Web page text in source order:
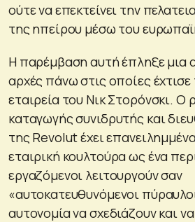
ούτε να επεκτείνει την
της ηπείρου μέσω του
Η παρέμβαση αυτή έπληξε μια
αρχές πάνω στις οποίες έχτισε
εταιρεία του Νικ Στορόνσκι. Ο
καταγωγής συνιδρυτής και
της Revolut έχει
εταιρική κουλτούρα ως ένα
εργαζόμενοι λειτουργούν σαν
«αυτοκατευθυνόμενοι
αυτονομία να σχεδιάζουν και